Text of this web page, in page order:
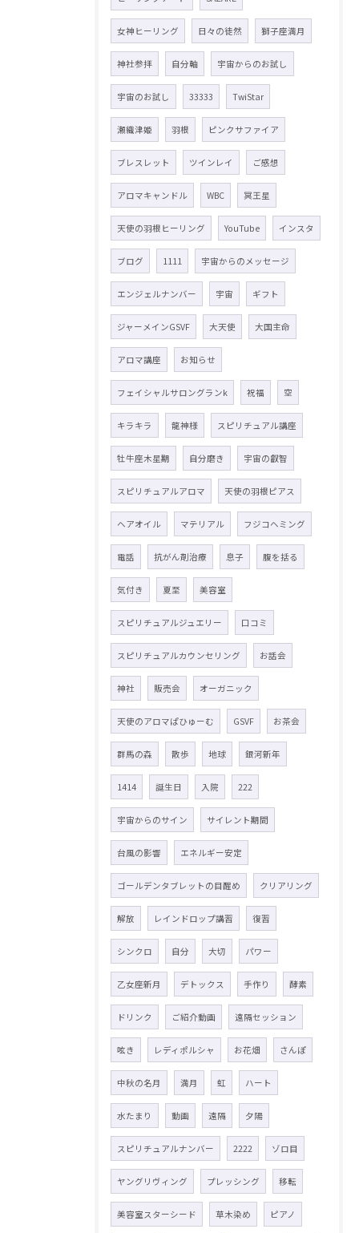
女神ヒーリング 日々の徒然 獅子座満月
神社参拝 自分軸 宇宙からのお試し
宇宙のお試し 33333 TwiStar
瀬織津姫 羽根 ピンクサファイア
ブレスレット ツインレイ ご感想
アロマキャンドル WBC 冥王星
天使の羽根ヒーリング YouTube インスタ
ブログ 1111 宇宙からのメッセージ
エンジェルナンバー 宇宙 ギフト
ジャーメインGSVF 大天使 大国主命
アロマ講座 お知らせ
フェイシャルサロングランk 祝福 空
キラキラ 龍神様 スピリチュアル講座
牡牛座木星期 自分磨き 宇宙の叡智
スピリチュアルアロマ 天使の羽根ピアス
ヘアオイル マテリアル フジコヘミング
電話 抗がん剤治療 息子 腹を括る
気付き 夏至 美容室
スピリチュアルジュエリー 口コミ
スピリチュアルカウンセリング お話会
神社 販売会 オーガニック
天使のアロマぱひゅーむ GSVF お茶会
群馬の森 散歩 地球 銀河新年
1414 誕生日 入院 222
宇宙からのサイン サイレント期間
台風の影響 エネルギー安定
ゴールデンタブレットの目醒め クリアリング
解放 レインドロップ講習 復習
シンクロ 自分 大切 パワー
乙女座新月 デトックス 手作り 酵素
ドリンク ご紹介動画 遠隔セッション
呟き レディポルシャ お花畑 さんぽ
中秋の名月 満月 虹 ハート
水たまり 動画 遠隔 夕陽
スピリチュアルナンバー 2222 ゾロ目
ヤングリヴィング プレッシング 移転
美容室スターシード 草木染め ピアノ